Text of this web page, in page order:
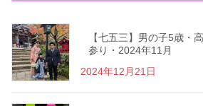
【七五三】男の子5歳・
参り・2024年11月
2024年12月21日